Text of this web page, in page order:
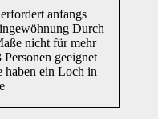
anfangs
Durch
nicht für mehr
geeignet
haben ein Loch in